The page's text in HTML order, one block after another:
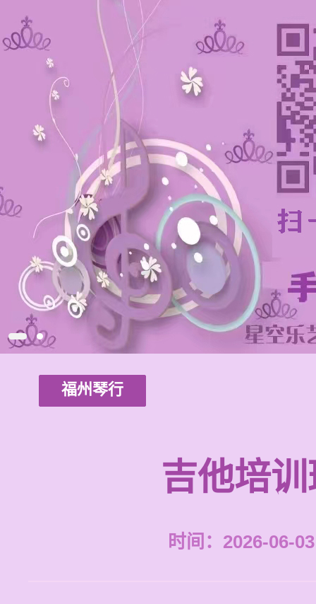
福州琴行
吉他培
时间：2026-06-